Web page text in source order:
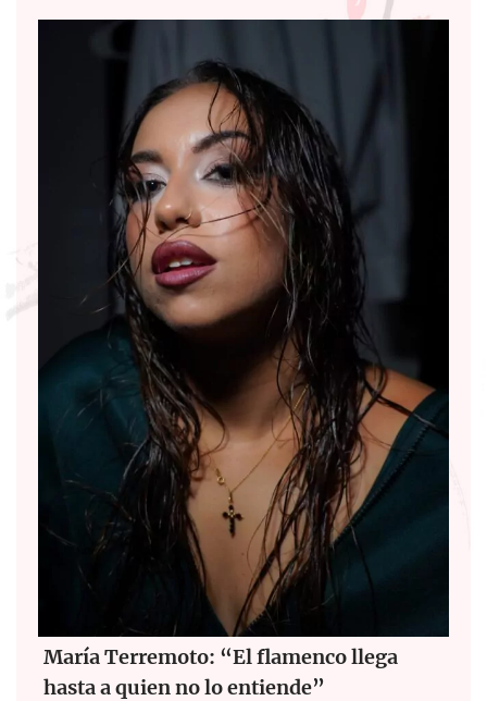
María Terremoto: “El flamenco llega
hasta a quien no lo entiende”